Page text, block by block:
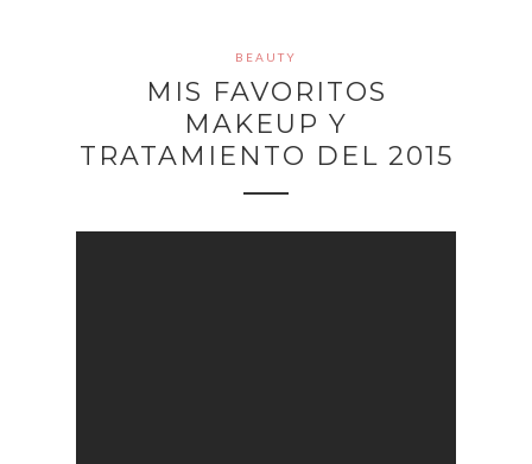
BEAUTY
MIS FAVORITOS
MAKEUP Y
TRATAMIENTO DEL 2015